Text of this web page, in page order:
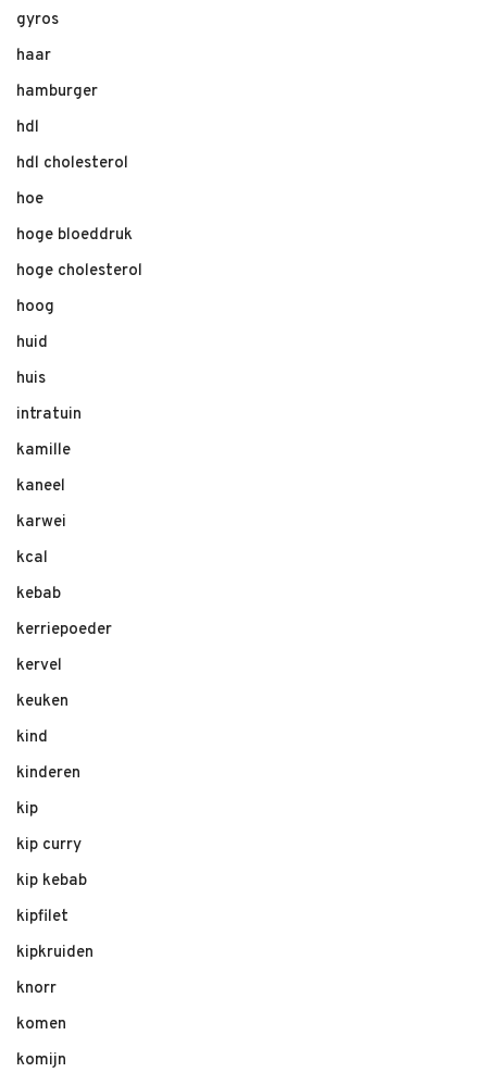
gyros
haar
hamburger
hdl
hdl cholesterol
hoe
hoge bloeddruk
hoge cholesterol
hoog
huid
huis
intratuin
kamille
kaneel
karwei
kcal
kebab
kerriepoeder
kervel
keuken
kind
kinderen
kip
kip curry
kip kebab
kipfilet
kipkruiden
knorr
komen
komijn